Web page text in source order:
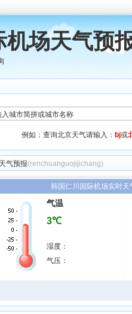
场天气预
例如：查询北京天气请输入： bj或
气预报(renchuanguojijichang)
韩国仁川国际机场实时
气温
3℃
湿度：
气压：